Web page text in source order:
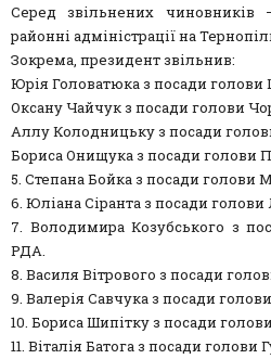
Серед звільнених чиновників
районні адміністрації на
Зокрема, президент звільнив:
Юрія Головатюка з посади
Оксану Чайчук з посади голови
Аллу Колодницьку з посади
Бориса Онищука з посади голови
5. Степана Бойка з посади голови
6. Юліана Сіранта з посади
7. Володимира Козубського з
РДА.
8. Василя Вітрового з посади
9. Валерія Савчука з посади
10. Бориса Шипітку з посади
11. Віталія Батога з посади голови